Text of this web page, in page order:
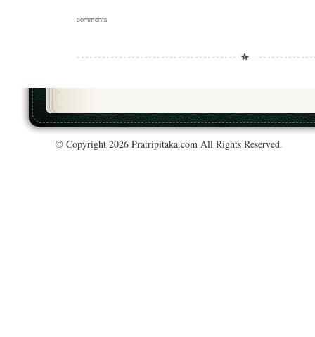
comments
© Copyright 2026 Pratripitaka.com All Rights Reserved.